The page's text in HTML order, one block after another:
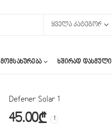
ᲛᲝᲛᲡᲐᲮᲣᲠᲔᲑᲐ ᲮᲨᲘᲠᲐᲓ ᲓᲐᲡᲛᲣᲚᲘ
Defener Solar 1
45.00₾